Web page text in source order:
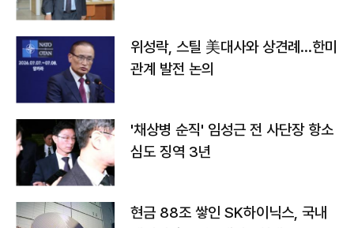
위성락, 스틸 美대사와 상견례…한미
관계 발전 논의
'채상병 순직' 임성근 전 사단장 항소
심도 징역 3년
현금 88조 쌓인 SK하이닉스, 국내